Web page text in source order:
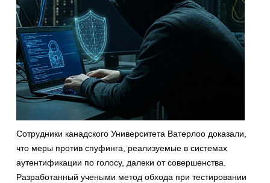
Сотрудники канадского Университета Ватерлоо доказали,
что меры против спуфинга, реализуемые в системах
аутентификации по голосу, далеки от совершенства.
Разработанный учеными метод обхода при тестировании